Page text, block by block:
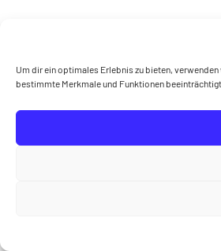
Um dir ein optimales Erlebnis zu bieten,
bestimmte Merkmale und Funktionen